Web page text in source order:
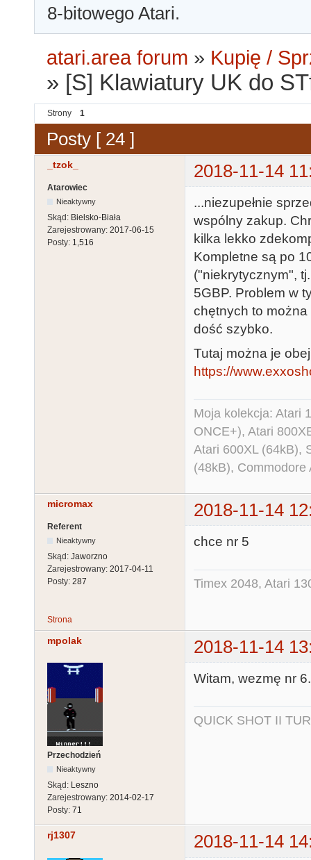
8-bitowego Atari.
atari.area forum » Kupię /
» [S] Klawiatury UK do
Strony 1
Posty [ 24 ]
_tzok_ 2018-11-14
Atarowiec
Nieaktywny
Skąd: Bielsko-Biała
Zarejestrowany: 2017-06-15
Posty: 1,516
...niezupełnie
wspólny zakup.
kilka lekko
Kompletne są po
("niekrytycznym",
5GBP. Problem w
chętnych to można
dość szybko.
Tutaj można je
https://
Moja kolekcja: Atari
ONCE+), Atari
Atari 600XL (64kB),
(48kB),
micromax 2018-11-14
Referent
Nieaktywny
Skąd: Jaworzno
Zarejestrowany: 2017-04-11
Posty: 287
chce nr 5
Timex 2048, Atari
Strona
mpolak 2018-11-14
Przechodzień
Nieaktywny
Skąd: Leszno
Zarejestrowany: 2014-02-17
Posty: 71
Witam, wezmę nr
QUICK SHOT II
rj1307 2018-11-14